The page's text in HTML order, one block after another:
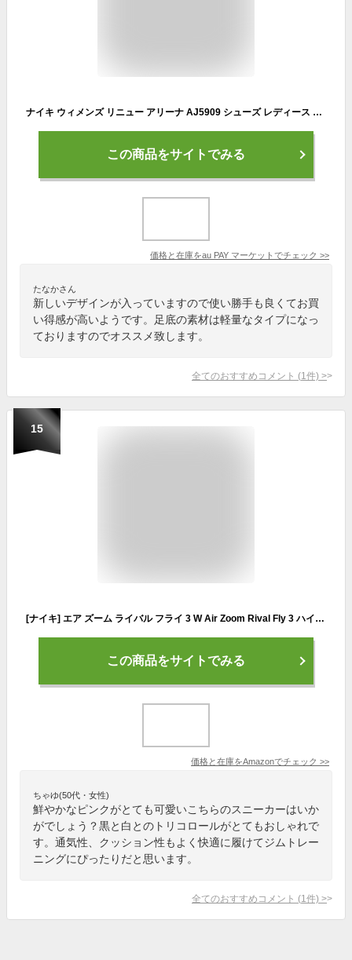
ナイキ ウィメンズ リニュー アリーナ AJ5909 シューズ レディース 靴 スニーカー 運動靴 ランニング ジョギング ジム グレー【送料無料
この商品をサイトでみる
価格と在庫をau PAY マーケット でチェック >>
たなかさん
新しいデザインが入っていますので使い勝手も良くてお買
い得感が高いようです。足底の素材は軽量なタイプになっ
ておりますのでオススメ致します。
全てのおすすめコメント (1 件) >
15
[ナイキ] エア ズーム ライバル フライ 3 W Air Zoom Rival Fly 3 ハイパーピンク/ホワイト/ブラック CT2406-600 日本国内正規品 24.0cm
この商品をサイトでみる
価格と在庫をAmazonでチェック >>
ちゃゆ(50代・女性)
鮮やかなピンクがとても可愛いこちらのスニーカーはいか
がでしょう？黒と白とのトリコロールがとてもおしゃれで
す。通気性、クッション性もよく快適に履けてジムトレー
ニングにぴったりだと思います。
全てのおすすめコメント (1 件) >